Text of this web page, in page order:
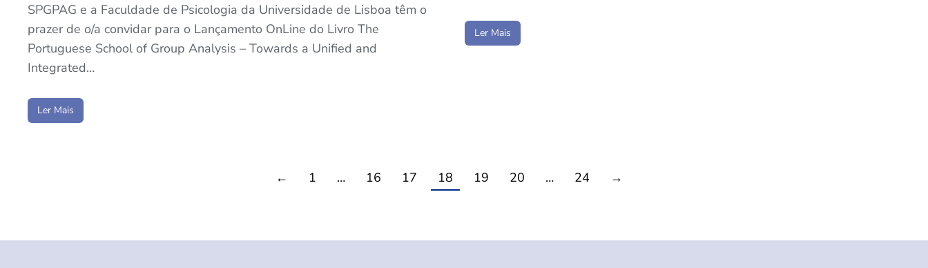
SPGPAG e a Faculdade de Psicologia da Universidade de Lisboa têm o
prazer de o/a convidar para o Lançamento OnLine do Livro The
Portuguese School of Group Analysis – Towards a Unified and
Integrated…
Ler Mais
Ler Mais
← 1 … 16 17 18 19 20 … 24 →